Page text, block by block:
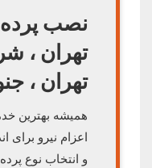
نصب
تهران ،
تهران ،
همیشه بهترین
اعزام نیرو برای
و انتخاب نوع